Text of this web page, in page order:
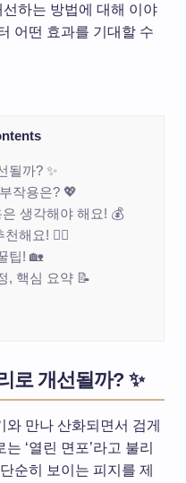
하는 방법에 대해 이야
어떤 효과를 기대할 수
될까? ✨
작용은? 💖
생각해야 해요! 💰
해요! 💁‍♀️
팁! 🏡
, 핵심 요약 📝
로 개선될까? ✨
만나 산화되면서 검게
‘열린 면포’라고 불리
순히 보이는 피지를 제